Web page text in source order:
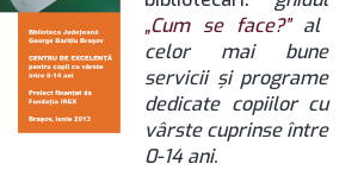
„Cum se face?” al
celor mai bune
servicii şi programe
dedicate copiilor cu
vârste cuprinse între
0-14 ani.